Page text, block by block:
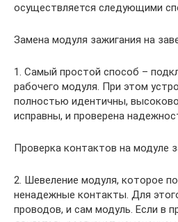
осуществляется следующими
Замена модуля зажигания на
1. Самый простой способ –
рабочего модуля. При этом
полностью идентичны,
исправны, и проверена
Проверка контактов на модуле
2. Шевеление модуля, которое
ненадежные контакты. Для
проводов, и сам модуль. Если в